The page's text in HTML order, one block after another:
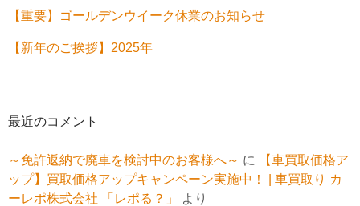
【重要】ゴールデンウイーク休業のお知らせ
【新年のご挨拶】2025年
最近のコメント
～免許返納で廃車を検討中のお客様へ～ に
【車買取価格ア
ップ】買取価格アップキャンペーン実施中！ | 車買取り カ
ーレポ株式会社 「レポる？」
より